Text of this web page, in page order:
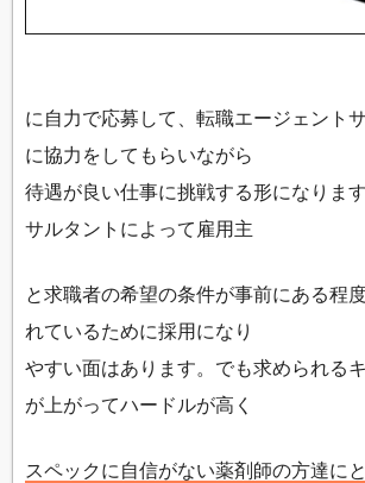
に自力で応募して、転職エージェント
に協力をしてもらいながら
待遇が良い仕事に挑戦する形になりま
サルタントによって雇用主
と求職者の希望の条件が事前にある程
れているために採用になり
やすい面はあります。でも求められる
が上がってハードルが高く
スペックに自信がない薬剤師の方達に